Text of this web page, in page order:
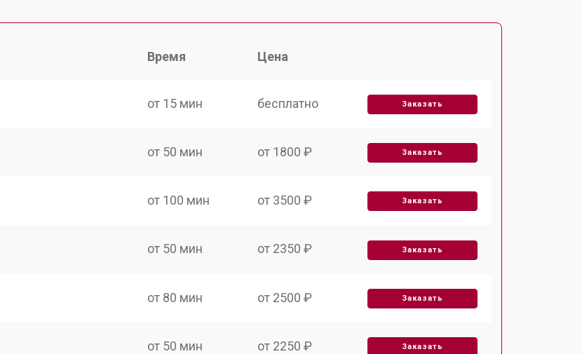
Время Цена
от 15 мин бесплатно Заказать
от 50 мин от 1800 ₽ Заказать
от 100 мин от 3500 ₽ Заказать
от 50 мин от 2350 ₽ Заказать
от 80 мин от 2500 ₽ Заказать
от 50 мин от 2250 ₽ Заказать